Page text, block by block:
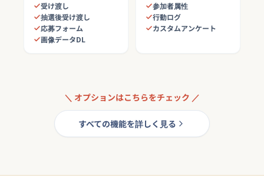
受け渡し
抽選後受け渡し
応募フォーム
画像データDL
参加者属性
行動ログ
カスタムアンケート
＼ オプションはこちらをチェック ／
すべての機能を詳しく見る